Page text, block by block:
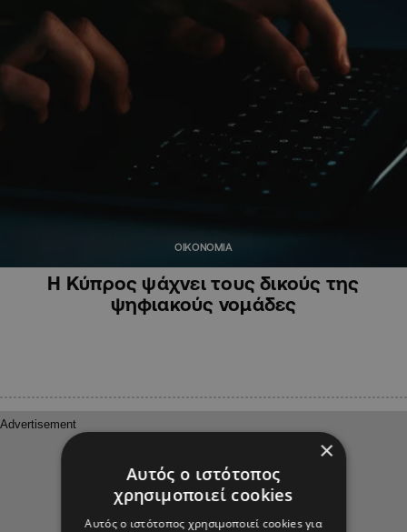
ΟΙΚΟΝΟΜΙΑ
Η Κύπρος ψάχνει τους δικούς της
ψηφιακούς νομάδες
×
Αυτός ο ιστότοπος
χρησιμοποιεί cookies
Αυτός ο ιστότοπος χρησιμοποιεί cookies για